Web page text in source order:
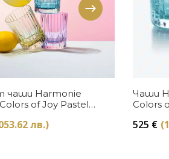
Купи
чаши Harmonie
of Joy Pastel
лв.)
Чаши
Colors
525 €